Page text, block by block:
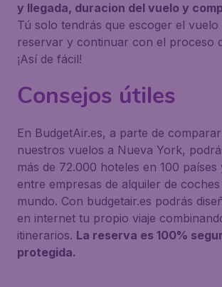
y llegada, duracion del vuelo y
Tú solo tendrás que escoger el vuelo
reservar y continuar con el proceso
¡Así de fácil!
Consejos útiles
En BudgetAir.es, a parte de
nuestros vuelos a Nueva York,
más de 72.000 hoteles en 100
entre empresas de alquiler de
mundo. Con budgetair.es podrás
en internet tu propio viaje
itinerarios. La reserva es 100%
protegida.